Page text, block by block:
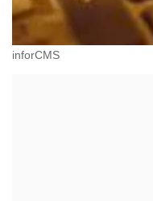
inforCMS